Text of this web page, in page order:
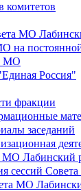
комитетов
МО
на
МО
Россия"
фракции
заседаний
Лабинский
сессий
МО